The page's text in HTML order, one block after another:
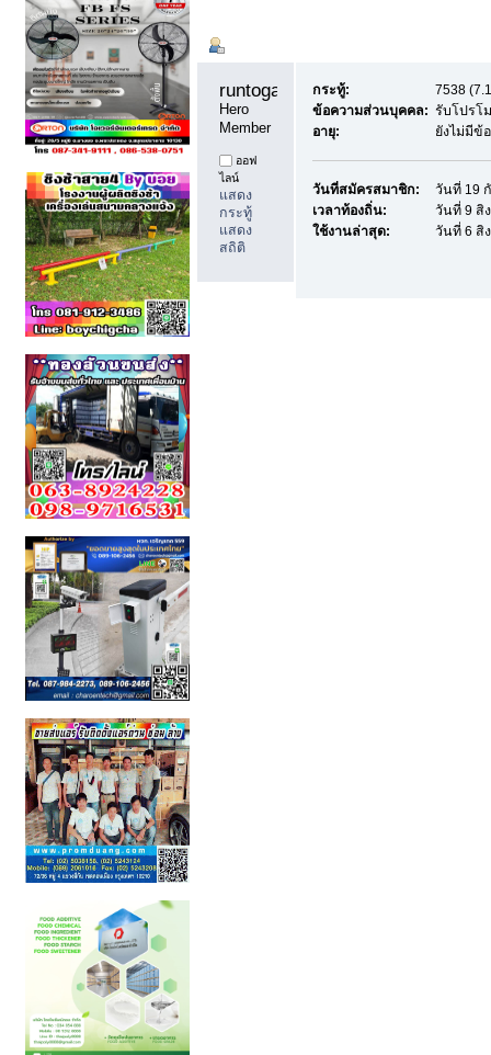
Hero
Member
ออฟ
ไลน์
แสดง
กระทู้
แสดง
สถิติ
กระทู้:
7538
ข้อความส่วนบุคคล: รับโปรโ
อายุ:
ยังไม่มีข้
วันที่สมัครสมาชิก:
วันที่ 19
เวลาท้องถิ่น:
วันที่ 9 สิ
ใช้งานล่าสุด:
วันที่ 6 สิ